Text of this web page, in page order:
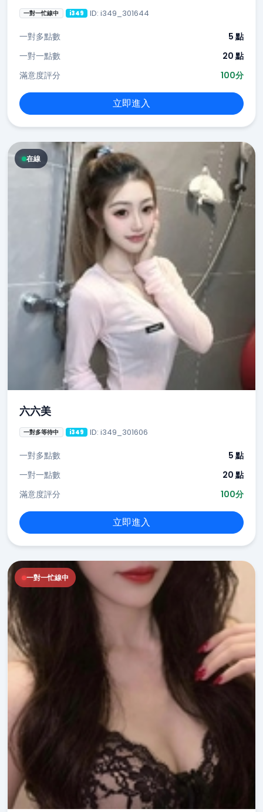
一對一忙線中 i349 ID: i349_301644
一對多點數
5 點
一對一點數
20 點
滿意度評分
100分
立即進入
在線
六六美
一對多等待中 i349 ID: i349_301606
一對多點數
5 點
一對一點數
20 點
滿意度評分
100分
立即進入
一對一忙線中